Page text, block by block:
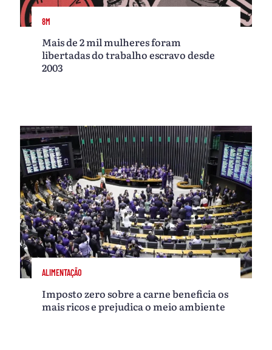
8M
Mais de 2 mil mulheres foram
libertadas do trabalho escravo desde
2003
ALIMENTAÇÃO
Imposto zero sobre a carne beneficia os
mais ricos e prejudica o meio ambiente